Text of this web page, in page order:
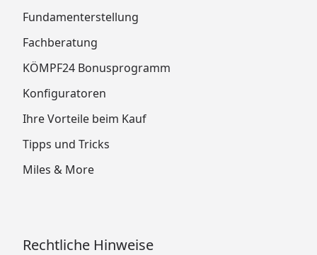
Fundamenterstellung
Fachberatung
KÖMPF24 Bonusprogramm
Konfiguratoren
Ihre Vorteile beim Kauf
Tipps und Tricks
Miles & More
Rechtliche Hinweise